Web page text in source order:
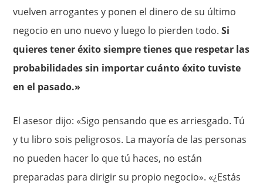
vuelven arrogantes y ponen el dinero de su último
negocio en uno nuevo y luego lo pierden todo.Si
quieres tener éxito siempre tienes que respetar las
probabilidades sin importar cuánto éxito tuviste
en el pasado.»
El asesor dijo: «Sigo pensando que es arriesgado. Tú
y tu libro sois peligrosos. La mayoría de las personas
no pueden hacer lo que tú haces, no están
preparadas para dirigir su propio negocio». «¿Estás